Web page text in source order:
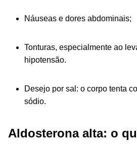
Náuseas e dores abdominais;
Tonturas, especialmente ao
hipotensão.
Desejo por sal: o corpo tenta
sódio.
Aldosterona alta: o